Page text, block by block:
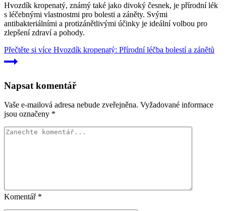
Hvozdík kropenatý, známý také jako divoký česnek, je přírodní lék
s léčebnými vlastnostmi pro bolesti a záněty. Svými
antibakteriálními a protizánětlivými účinky je ideální volbou pro
zlepšení zdraví a pohody.
Přečtěte si více Hvozdík kropenatý: Přírodní léčba bolestí a zánětů
Napsat komentář
Vaše e-mailová adresa nebude zveřejněna. Vyžadované informace
jsou označeny *
Komentář *